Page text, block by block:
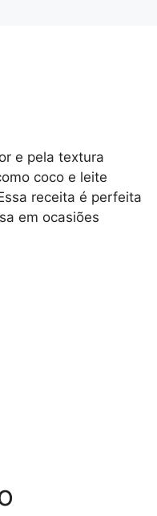
e pela textura
coco e leite
receita é perfeita
em ocasiões